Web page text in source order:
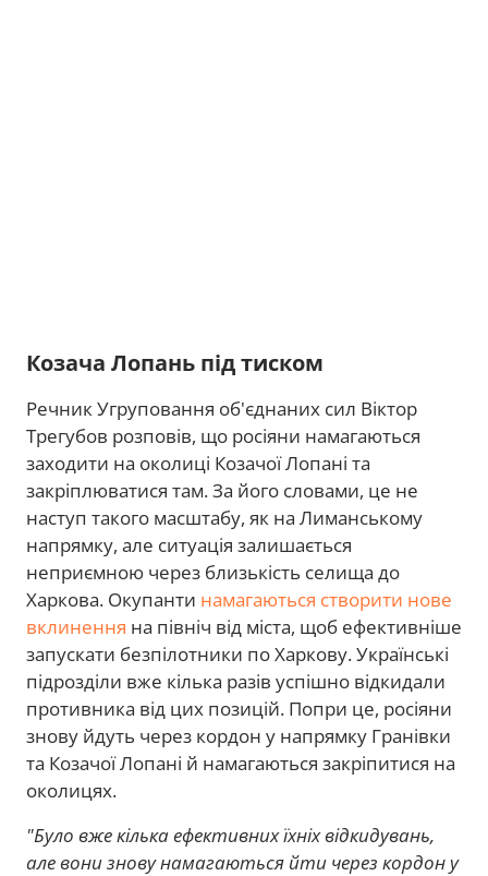
Козача Лопань під тиском
Речник Угруповання об'єднаних сил Віктор
Трегубов розповів, що росіяни намагаються
заходити на околиці Козачої Лопані та
закріплюватися там. За його словами, це не
наступ такого масштабу, як на Лиманському
напрямку, але ситуація залишається
неприємною через близькість селища до
Харкова. Окупанти намагаються створити нове
вклинення на північ від міста, щоб ефективніше
запускати безпілотники по Харкову. Українські
підрозділи вже кілька разів успішно відкидали
противника від цих позицій. Попри це, росіяни
знову йдуть через кордон у напрямку Гранівки
та Козачої Лопані й намагаються закріпитися на
околицях.
"Було вже кілька ефективних їхніх відкидувань,
але вони знову намагаються йти через кордон у